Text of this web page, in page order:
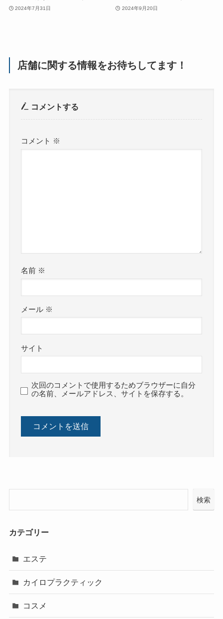
2024年7月31日 2024年9月20日
店舗に関する情報をお待ちしてます！
コメントする
コメント ※
名前 ※
メール ※
サイト
次回のコメントで使用するためブラウザーに自分
の名前、メールアドレス、サイトを保存する。
検索
カテゴリー
エステ
カイロプラクティック
コスメ